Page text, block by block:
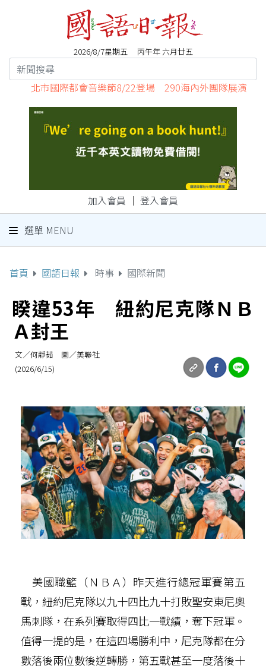
2026/8/7星期五 丙午年 六月廿五
北市國際都會音樂節8/22登場 290海內外團隊展演
加入會員 ｜ 登入會員
選單 MENU
首頁 國語日報 時事 國際新聞
睽違53年 紐約尼克隊ＮＢ
Ａ封王
文／何靜茹 圖／美聯社
(2026/6/15)
美國職籃（ＮＢＡ）昨天進行總冠軍賽第五
戰，紐約尼克隊以九十四比九十打敗聖安東尼奧
馬刺隊，在系列賽取得四比一戰績，奪下冠軍。
值得一提的是，在這四場勝利中，尼克隊都在分
數落後兩位數後逆轉勝，第五戰甚至一度落後十